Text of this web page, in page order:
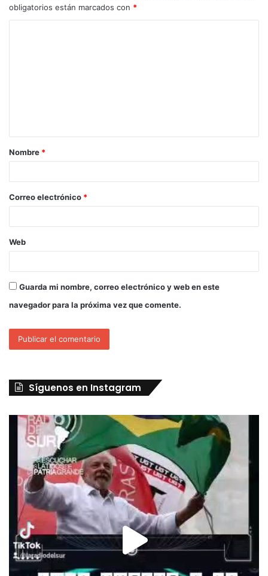
obligatorios están marcados con *
Nombre *
Correo electrónico *
Web
Guarda mi nombre, correo electrónico y web en este
navegador para la próxima vez que comente.
Síguenos en Instagram